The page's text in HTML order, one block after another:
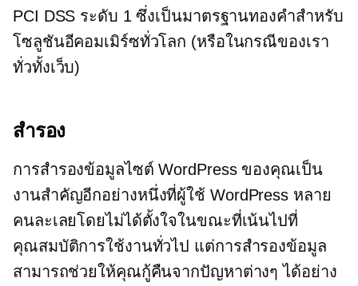
PCI DSS ระดับ 1 ซึ่งเป็นมาตรฐานทองคำสำหรับ
โซลูชันอีคอมเมิร์ซทั่วโลก (หรือในกรณีของเรา
ทั่วทั้งเว็บ)
สำรอง
การสำรองข้อมูลไซต์ WordPress ของคุณเป็น
งานสำคัญอีกอย่างหนึ่งที่ผู้ใช้ WordPress หลาย
คนละเลยโดยไม่ได้ตั้งใจในขณะที่เน้นไปที่
คุณสมบัติการใช้งานทั่วไป แต่การสำรองข้อมูล
สามารถช่วยให้คุณกู้คืนจากปัญหาต่างๆ ได้อย่าง